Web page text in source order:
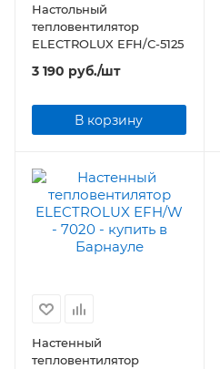
Настольный
тепловентилятор
ELECTROLUX EFH/С-5125
3 190 руб./шт
В корзину
Настенный
тепловентилятор